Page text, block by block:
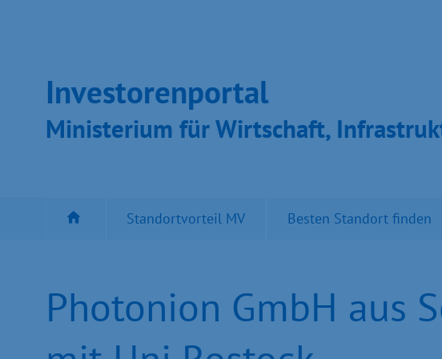
Inves­toren­por­tal
Ministeri­um für Wirt­schaft,
Standortvorteil MV Besten Standort finden
Photonion GmbH aus